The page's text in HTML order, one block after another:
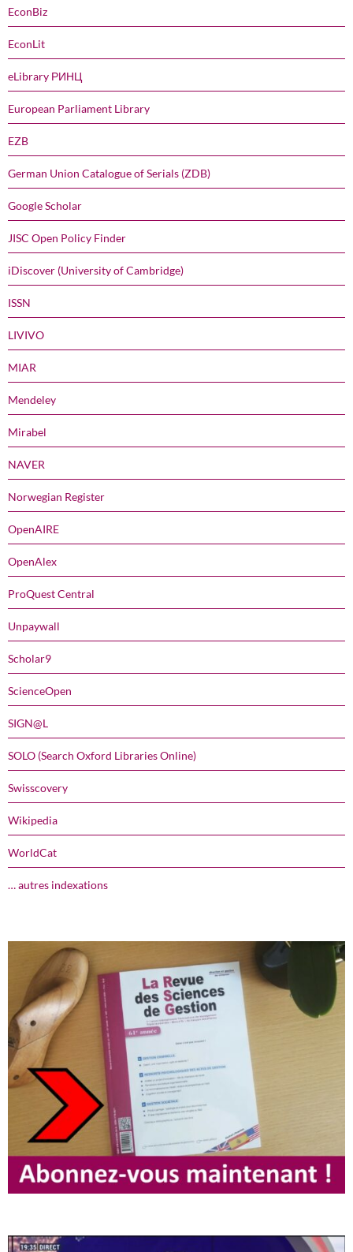
EconBiz
EconLit
eLibrary РИНЦ
European Parliament Library
EZB
German Union Catalogue of Serials (ZDB)
Google Scholar
JISC Open Policy Finder
iDiscover (University of Cambridge)
ISSN
LIVIVO
MIAR
Mendeley
Mirabel
NAVER
Norwegian Register
OpenAIRE
OpenAlex
ProQuest Central
Unpaywall
Scholar9
ScienceOpen
SIGN@L
SOLO (Search Oxford Libraries Online)
Swisscovery
Wikipedia
WorldCat
… autres indexations